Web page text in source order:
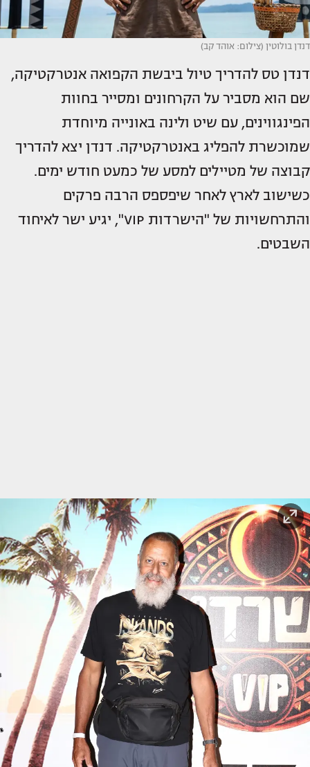
דנדן בולוטין (צילום: אוהד קב)
דנדן טס להדריך טיול ביבשת הקפואה אנטרקטיקה,
שם הוא מסביר על הקרחונים ומסייר בחוות
הפינגווינים, עם שיט ולינה באונייה מיוחדת
שמוכשרת להפליג באנטרקטיקה. דנדן יצא להדריך
קבוצה של מטיילים למסע של כמעט חודש ימים.
כשישוב לארץ לאחר שיפספס הרבה פרקים
והתרחשויות של "הישרדות VIP", יגיע ישר לאיחוד
השבטים.